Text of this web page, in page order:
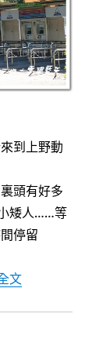
到上野動
頭有好多
矮人……等
停留
文〈[東京]上野